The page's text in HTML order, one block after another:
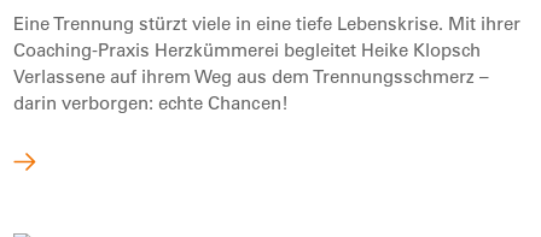
Eine Trennung stürzt viele in eine tiefe Lebenskrise. Mit ihrer
Coaching-Praxis Herzkümmerei begleitet Heike Klopsch
Verlassene auf ihrem Weg aus dem Trennungsschmerz –
darin verborgen: echte Chancen!